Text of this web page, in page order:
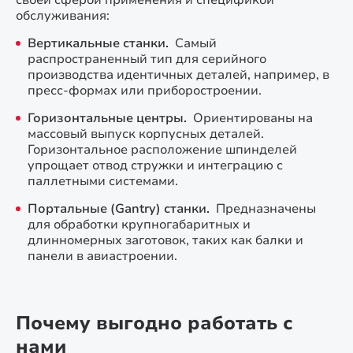
обслуживания:
Вертикальные станки. Самый
распространенный тип для серийного
производства идентичных деталей, например, в
пресс-формах или приборостроении.
Горизонтальные центры. Ориентированы на
массовый выпуск корпусных деталей.
Горизонтальное расположение шпинделей
упрощает отвод стружки и интеграцию с
паллетными системами.
Портальные (Gantry) станки. Предназначены
для обработки крупногабаритных и
длинномерных заготовок, таких как балки и
панели в авиастроении.
Почему выгодно работать с
нами